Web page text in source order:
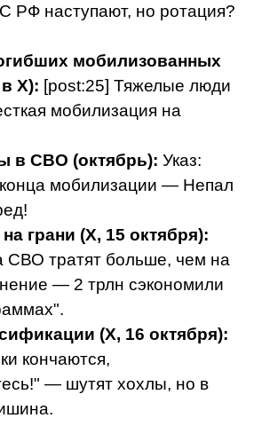
РФ наступают, но ротация?
мобилизованных
X): [post:25] Тяжелые люди
мобилизация на
в СВО (октябрь): Указ:
мобилизации — Непал
грани (X, 15 октября):
СВО тратят больше, чем на
— 2 трлн сэкономили
(X, 16 октября):
кончаются,
— шутят хохлы, но в